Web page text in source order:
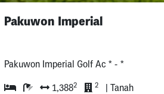
Pakuwon Imperial
Pakuwon Imperial Golf Ac * - *
1,3882 2 | Tanah